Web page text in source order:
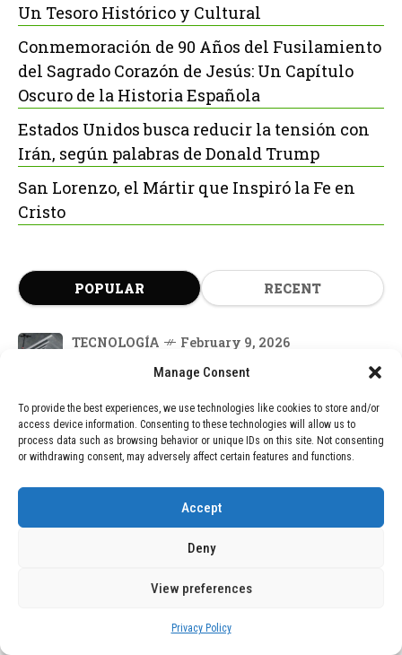
Manage Consent
To provide the best experiences, we use technologies like cookies to store and/or
access device information. Consenting to these technologies will allow us to
process data such as browsing behavior or unique IDs on this site. Not consenting
or withdrawing consent, may adversely affect certain features and functions.
Accept
Deny
View preferences
Privacy Policy
Un Tesoro Histórico y Cultural
Conmemoración de 90 Años del Fusilamiento
del Sagrado Corazón de Jesús: Un Capítulo
Oscuro de la Historia Española
Estados Unidos busca reducir la tensión con
Irán, según palabras de Donald Trump
San Lorenzo, el Mártir que Inspiró la Fe en
Cristo
POPULAR RECENT
TECNOLOGÍA February 9, 2026
Motor de 800 W, rango de 45 km y
ruedas todo terreno: este scooter cuesta
solo 300 euros y representa una
adquisición impresionante
TECNOLOGÍA December 24, 2025
Vídeo impactante: BYD revela en
grabación cómo añadir 400 km de
rango en apenas 5 minutos de carga
GAME se Une a la Oferta de Balizas V16